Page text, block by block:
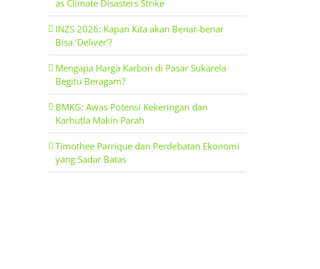
as Climate Disasters Strike
INZS 2026: Kapan Kita akan Benar-benar
Bisa ‘Deliver’?
Mengapa Harga Karbon di Pasar Sukarela
Begitu Beragam?
BMKG: Awas Potensi Kekeringan dan
Karhutla Makin Parah
Timothee Parrique dan Perdebatan Ekonomi
yang Sadar Batas